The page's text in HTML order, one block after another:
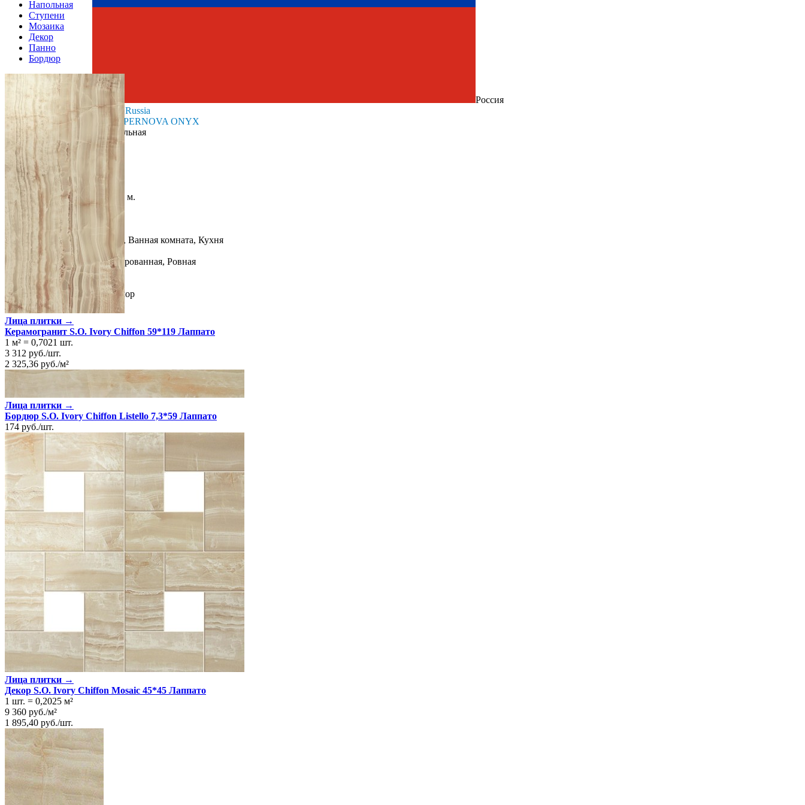
Страна производства
Россия
Производитель
Atlas Concord Russia
Коллекция
Atlas Concorde SUPERNOVA ONYX
Тип плитки
Настенная, Напольная
Размеры
Размеры
59х59 см
Толщина
9 мм
Ширина59 см
Длина59 см
Площадь в упаковке
1.044 кв. м.
Вес 1 упаковки 22.97 кг
Количество в коробке, шт.
Свойства
Назначение
Холл и прихожая, Ванная комната, Кухня
Материал Керамогранит
Поверхность Глянцевая/Полированная, Ровная
РектификацияДа
Цвет
Черный
Имитация поверхностиМрамор
Напольная
Ступени
Мозаика
Декор
Панно
Бордюр
Лица плитки →
Керамогранит S.O. Ivory Chiffon 59*119 Лаппато
1 м² = 0,7021 шт.
3 312 руб./шт.
2 325,36 руб./м²
Лица плитки →
Бордюр S.O. Ivory Chiffon Listello 7,3*59 Лаппато
174 руб./шт.
Лица плитки →
Декор S.O. Ivory Chiffon Mosaic 45*45 Лаппато
1 шт. = 0,2025 м²
9 360 руб./м²
1 895,40 руб./шт.